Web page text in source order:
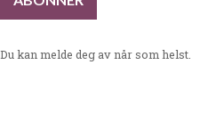
Du kan melde deg av når som helst.